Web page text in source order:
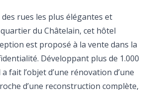
des rues les plus élégantes et
du Châtelain, cet hôtel
est proposé à la vente dans la
Développant plus de 1.000
fait l’objet d’une rénovation d’une
d’une reconstruction complète,